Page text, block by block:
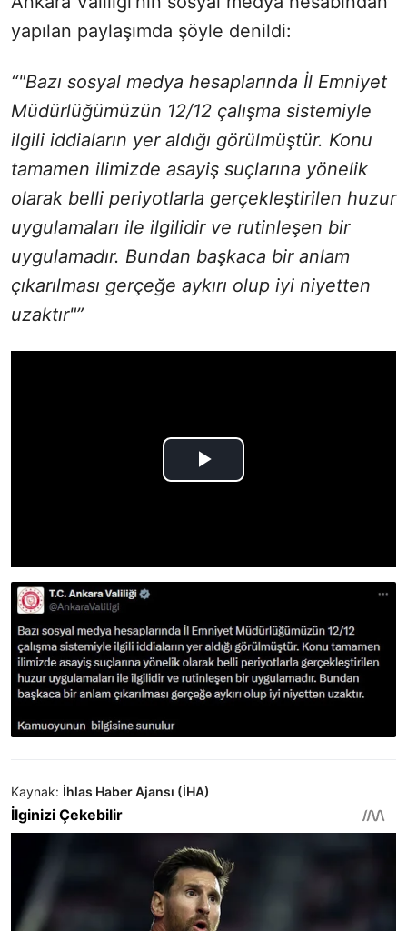
yapılan paylaşımda şöyle denildi:
“"Bazı sosyal medya hesaplarında İl Emniyet
Müdürlüğümüzün 12/12 çalışma sistemiyle
ilgili iddiaların yer aldığı görülmüştür. Konu
tamamen ilimizde asayiş suçlarına yönelik
olarak belli periyotlarla gerçekleştirilen huzur
uygulamaları ile ilgilidir ve rutinleşen bir
uygulamadır. Bundan başkaca bir anlam
çıkarılması gerçeğe aykırı olup iyi niyetten
uzaktır"”
Kaynak: İhlas Haber Ajansı (İHA)